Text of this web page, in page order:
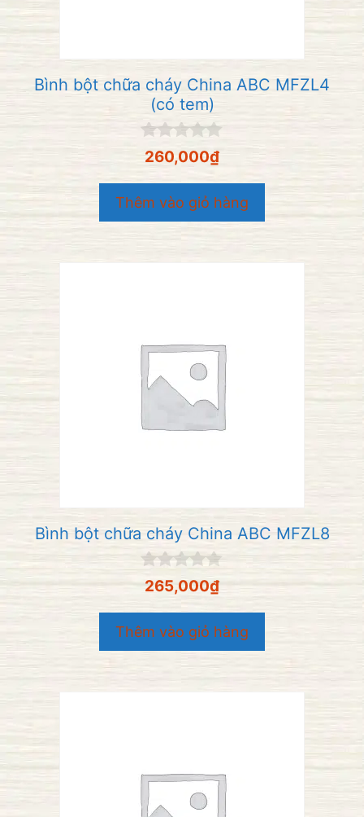
Bình bột chữa cháy China ABC MFZL4
(có tem)
0
n
g
o
à
i
260,000₫
Thêm vào giỏ hàng
Bình bột chữa cháy China ABC MFZL8
0
n
g
o
à
i
265,000₫
Thêm vào giỏ hàng